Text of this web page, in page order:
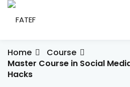
Skip
Home
Course
Master Course in Social
Hacks
Don’t have an